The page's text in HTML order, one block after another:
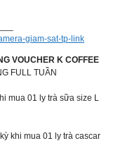
giam-sat-tp-link
VOUCHER K COFFEE
FULL TUẦN
mua 01 ly trà sữa size L
khi mua 01 ly trà cascar